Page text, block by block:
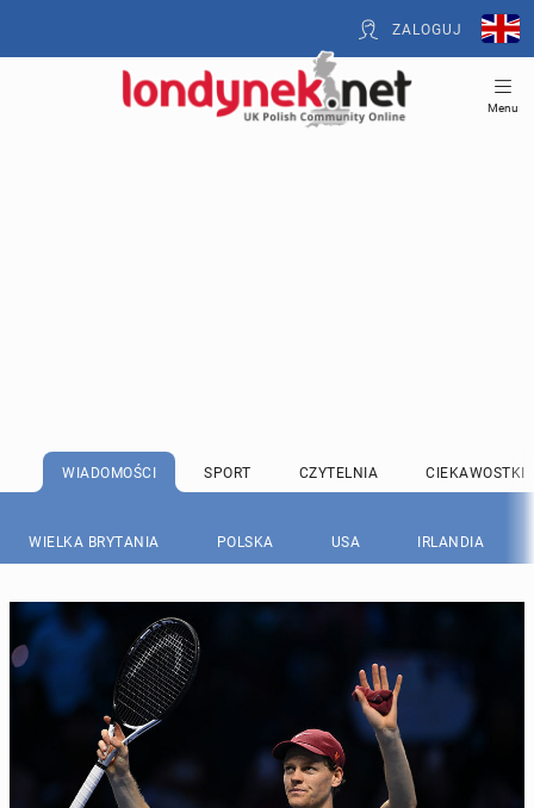
ZALOGUJ
Menu
WIADOMOŚCI SPORT CZYTELNIA CIEKAWOSTKI
WIELKA BRYTANIA POLSKA USA IRLANDIA